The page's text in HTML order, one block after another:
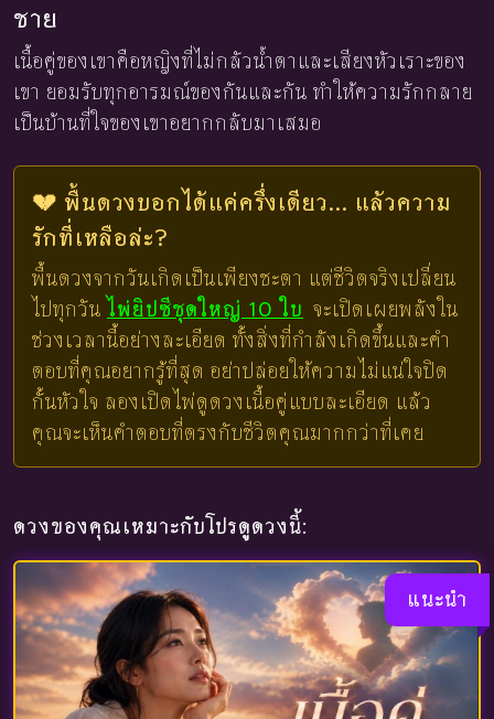
ชาย
เนื้อคู่ของเขาคือหญิงที่ไม่กลัวน้ำตาและเสียงหัวเราะของ
เขา ยอมรับทุกอารมณ์ของกันและกัน ทำให้ความรักกลาย
เป็นบ้านที่ใจของเขาอยากกลับมาเสมอ
💔 พื้นดวงบอกได้แค่ครึ่งเดียว... แล้วความ
รักที่เหลือล่ะ?
พื้นดวงจากวันเกิดเป็นเพียงชะตา แต่ชีวิตจริงเปลี่ยน
ไปทุกวัน ไพ่ยิปซีชุดใหญ่ 10 ใบ จะเปิดเผยพลังใน
ช่วงเวลานี้อย่างละเอียด ทั้งสิ่งที่กำลังเกิดขึ้นและคำ
ตอบที่คุณอยากรู้ที่สุด อย่าปล่อยให้ความไม่แน่ใจปิด
กั้นหัวใจ ลองเปิดไพ่ดูดวงเนื้อคู่แบบละเอียด แล้ว
คุณจะเห็นคำตอบที่ตรงกับชีวิตคุณมากกว่าที่เคย
ดวงของคุณเหมาะกับโปรดูดวงนี้:
แนะนำ